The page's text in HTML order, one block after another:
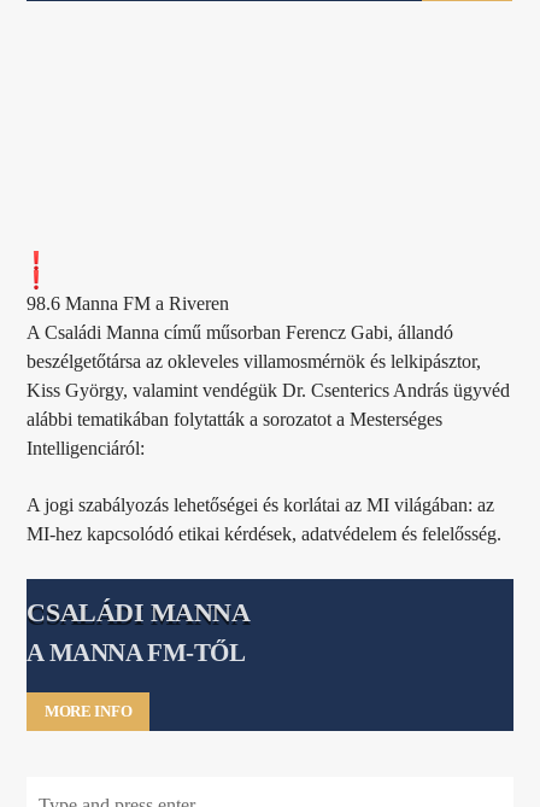
98.6 Manna FM a Riveren
A Családi Manna című műsorban Ferencz Gabi, állandó
beszélgetőtársa az okleveles villamosmérnök és lelkipásztor,
Kiss György, valamint vendégük Dr. Csenterics András ügyvéd
alábbi tematikában folytatták a sorozatot a Mesterséges
Intelligenciáról:
A jogi szabályozás lehetőségei és korlátai az MI világában: az
MI-hez kapcsolódó etikai kérdések, adatvédelem és felelősség.
CSALÁDI MANNA
A MANNA FM-TŐL
MORE INFO